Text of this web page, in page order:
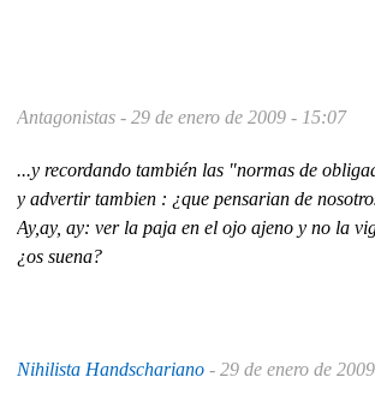
Antagonistas - 29 de enero de 2009 - 15:07
...y recordando también las "normas de
y advertir tambien : ¿que pensarian de
Ay,ay, ay: ver la paja en el ojo ajeno y no la
¿os suena?
Nihilista Handschariano - 29 de enero de